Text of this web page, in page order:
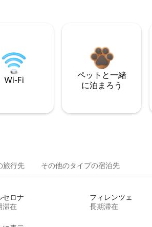
Wi-Fi
ペットと一緒
に泊まろう
旅行先 その他のタ⁠イ⁠プ⁠の宿⁠泊⁠先
セロナ
滞在
フィレンツェ
長期滞在